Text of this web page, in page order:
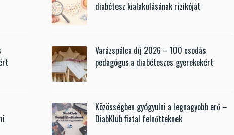
diabétesz kialakulásának rizikóját
Varázspálca díj 2026 – 100 csodás
pedagógus a diabéteszes gyerekekért
Közösségben gyógyulni a legnagyobb erő –
DiabKlub fiatal felnőtteknek